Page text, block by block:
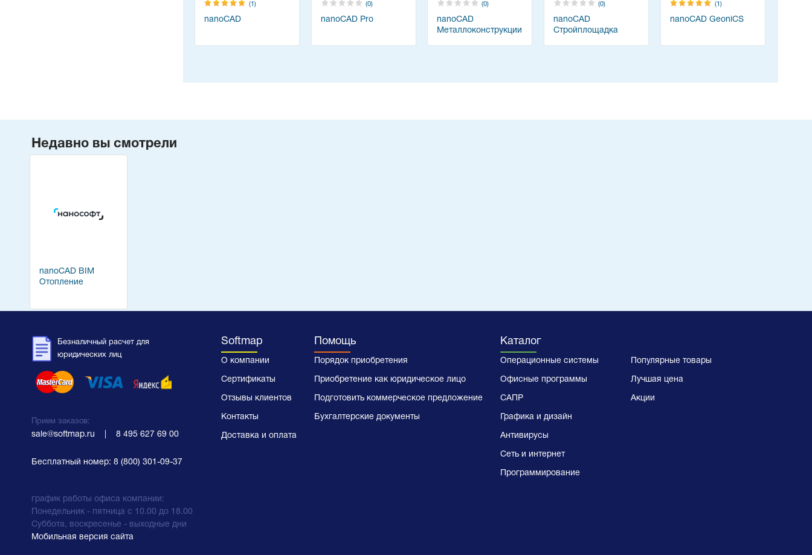
(1)
nanoCAD
(0)
nanoCAD Pro
(0)
nanoCAD
Металлоконструкции
(0)
nanoCAD
Стройплощадка
(1)
nanoCAD GeoniCS
Недавно вы смотрели
nanoCAD BIM
Отопление
Безналичный расчет для
юридических лиц
Прием заказов:
sale@softmap.ru 8 495 627 69 00
Бесплатный номер: 8 (800) 301-09-37
график работы офиса компании:
Понедельник - пятница с 10.00 до 18.00
Суббота, воскресенье - выходные дни
Softmap
О компании
Сертификаты
Отзывы клиентов
Контакты
Доставка и оплата
Помощь
Порядок приобретения
Приобретение как юридическое лицо
Подготовить коммерческое предложение
Бухгалтерские документы
Каталог
Операционные системы
Офисные программы
САПР
Графика и дизайн
Антивирусы
Сеть и интернет
Программирование
Популярные товары
Лучшая цена
Акции
Мобильная версия сайта